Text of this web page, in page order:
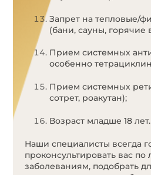
Запрет на тепловые/
(бани, сауны, горячие
Прием системных
особенно
Прием системных
сотрет, роакутан);
Возраст младше 18 лет.
Наши специалисты всегда
проконсультировать вас
заболеваниям, подобрать